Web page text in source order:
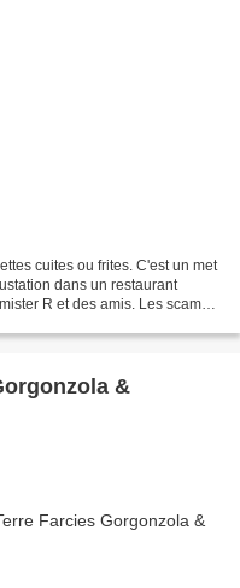
cuites ou frites. C'est un met
dans un restaurant
R et des amis. Les scampis
&